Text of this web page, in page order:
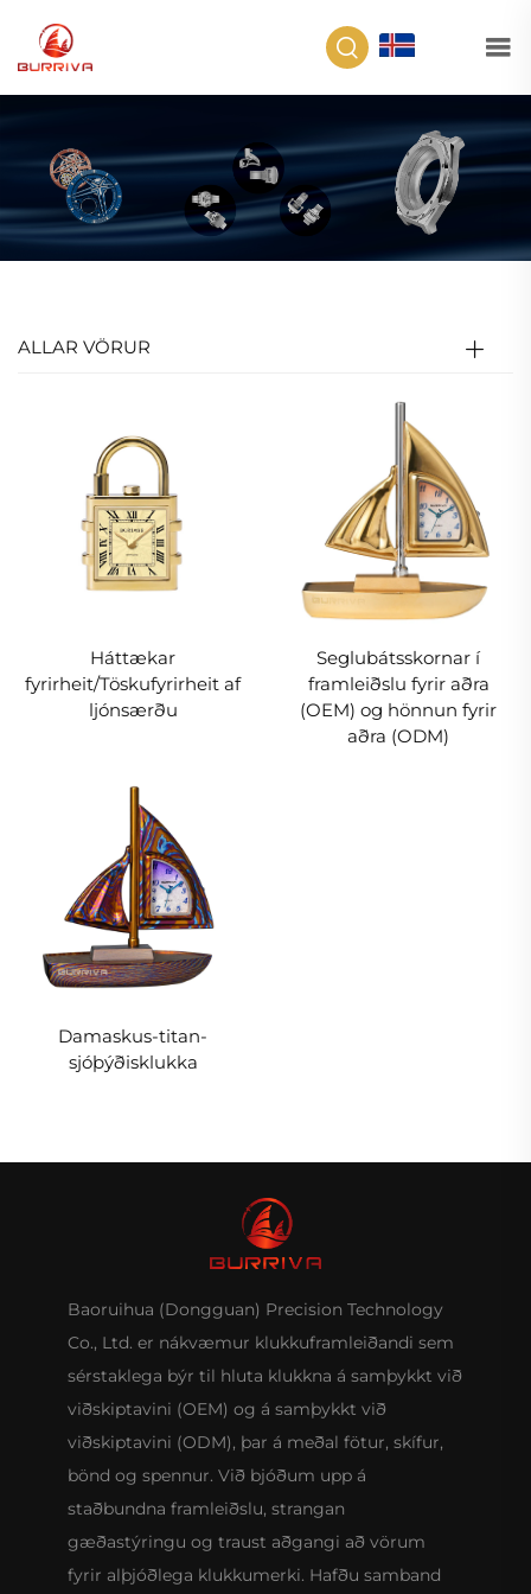
ALLAR VÖRUR
Háttækar
fyrirheit/Töskufyrirheit af
ljónsærðu
Seglubátsskornar í
framleiðslu fyrir aðra
(OEM) og hönnun fyrir
aðra (ODM)
Damaskus-titan-
sjóþýðisklukka
Baoruihua (Dongguan) Precision Technology
Co., Ltd. er nákvæmur klukkuframleiðandi sem
sérstaklega býr til hluta klukkna á samþykkt við
viðskiptavini (OEM) og á samþykkt við
viðskiptavini (ODM), þar á meðal fötur, skífur,
bönd og spennur. Við bjóðum upp á
staðbundna framleiðslu, strangan
gæðastýringu og traust aðgangi að vörum
fyrir alþjóðlega klukkumerki. Hafðu samband